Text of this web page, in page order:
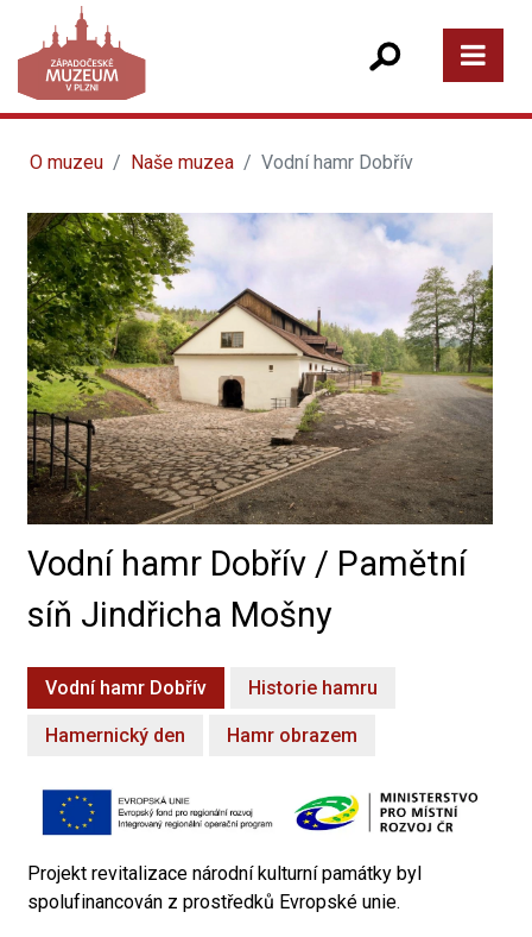
O muzeu Naše muzea Vodní hamr Dobřív
Vodní hamr Dobřív / Pamětní
síň Jindřicha Mošny
Vodní hamr Dobřív Historie hamru
Hamernický den Hamr obrazem
Projekt revitalizace národní kulturní památky byl
spolufinancován z prostředků Evropské unie.